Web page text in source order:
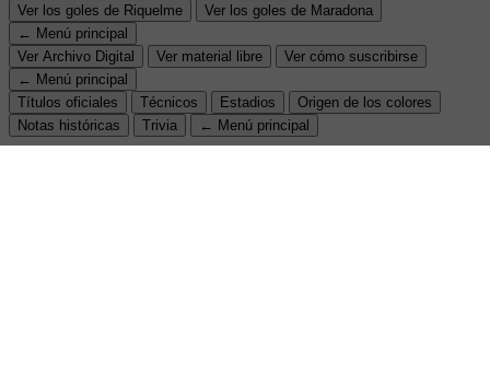
Ver los goles de Riquelme
Ver los goles de Maradona
← Menú principal
Ver Archivo Digital
Ver material libre
Ver cómo suscribirse
← Menú principal
Títulos oficiales
Técnicos Estadios
Origen de los colores
Notas históricas
Trivia ← Menú principal